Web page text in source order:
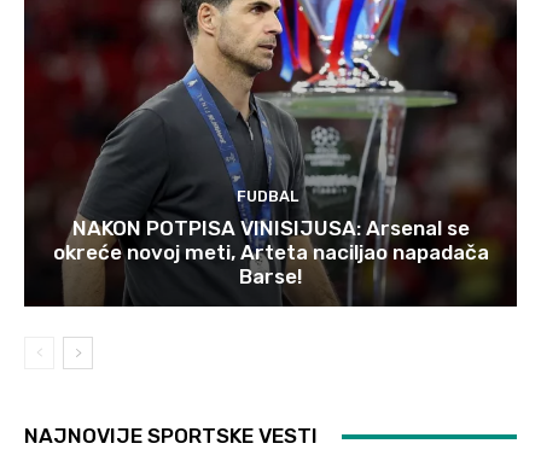
FUDBAL
NAKON POTPISA VINISIJUSA: Arsenal se
okreće novoj meti, Arteta naciljao napadača
Barse!
NAJNOVIJE SPORTSKE VESTI